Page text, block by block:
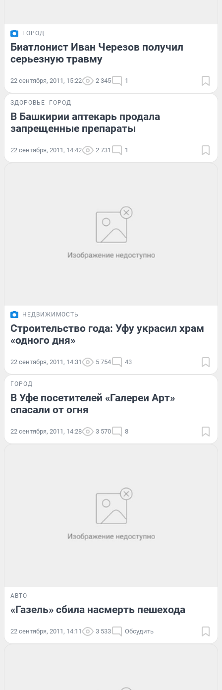
ГОРОД
Биатлонист Иван Черезов получил
серьезную травму
22 сентября, 2011, 15:22 2 345 1
ЗДОРОВЬЕ ГОРОД
В Башкирии аптекарь продала
запрещенные препараты
22 сентября, 2011, 14:42 2 731 1
НЕДВИЖИМОСТЬ
Строительство года: Уфу украсил храм
«одного дня»
22 сентября, 2011, 14:31 5 754 43
ГОРОД
В Уфе посетителей «Галереи Арт»
спасали от огня
22 сентября, 2011, 14:28 3 570 8
АВТО
«Газель» сбила насмерть пешехода
22 сентября, 2011, 14:11 3 533 Обсудить